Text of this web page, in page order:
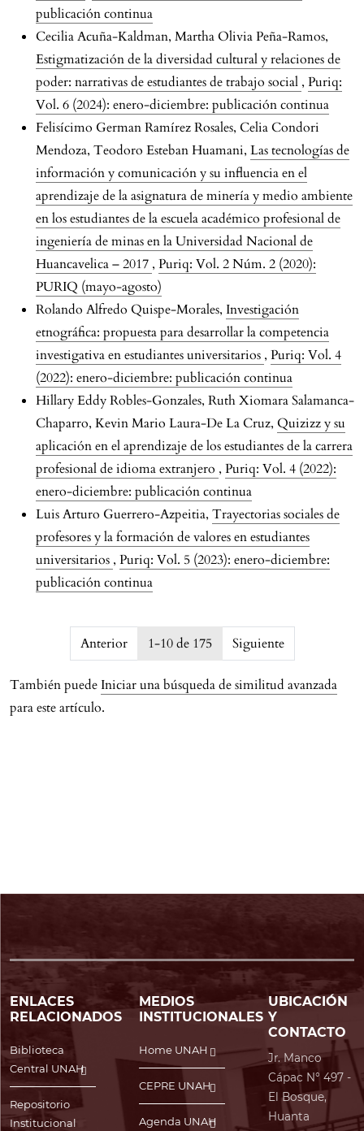
publicación continua
Cecilia Acuña-Kaldman, Martha Olivia Peña-Ramos,
Estigmatización de la diversidad cultural y relaciones de
poder: narrativas de estudiantes de trabajo social , Puriq:
Vol. 6 (2024): enero-diciembre: publicación continua
Felisícimo German Ramírez Rosales, Celia Condori
Mendoza, Teodoro Esteban Huamani, Las tecnologías de
información y comunicación y su influencia en el
aprendizaje de la asignatura de minería y medio ambiente
en los estudiantes de la escuela académico profesional de
ingeniería de minas en la Universidad Nacional de
Huancavelica – 2017 , Puriq: Vol. 2 Núm. 2 (2020):
PURIQ (mayo-agosto)
Rolando Alfredo Quispe-Morales, Investigación
etnográfica: propuesta para desarrollar la competencia
investigativa en estudiantes universitarios , Puriq: Vol. 4
(2022): enero-diciembre: publicación continua
Hillary Eddy Robles-Gonzales, Ruth Xiomara Salamanca-
Chaparro, Kevin Mario Laura-De La Cruz, Quizizz y su
aplicación en el aprendizaje de los estudiantes de la carrera
profesional de idioma extranjero , Puriq: Vol. 4 (2022):
enero-diciembre: publicación continua
Luis Arturo Guerrero-Azpeitia, Trayectorias sociales de
profesores y la formación de valores en estudiantes
universitarios , Puriq: Vol. 5 (2023): enero-diciembre:
publicación continua
issue.pagination6a785352a9ebf
Anterior 1-10 de 175 Siguiente
También puede Iniciar una búsqueda de similitud avanzada
para este artículo.
ENLACES
RELACIONADOS
Biblioteca
Central UNAH
Repositorio
Institucional
MEDIOS
INSTITUCIONALES
Home UNAH
CEPRE UNAH
Agenda UNAH
UBICACIÓN
Y
CONTACTO
Jr. Manco
Cápac N° 497 -
El Bosque,
Huanta